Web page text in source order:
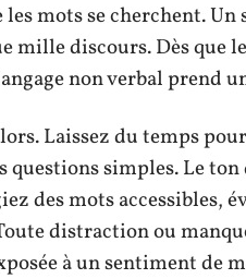
mots se cherchent.
mille discours. Dès que
non verbal prend
Laissez du temps
questions simples. Le
des mots accessibles,
distraction ou
à un sentiment de